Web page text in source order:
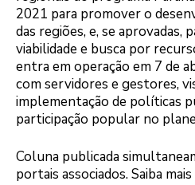
2021 para promover o
das regiões, e, se aprovadas,
viabilidade e busca por
entra em operação em 7 de
com servidores e gestores,
implementação de políticas
participação popular no
Coluna publicada
portais associados. Saiba